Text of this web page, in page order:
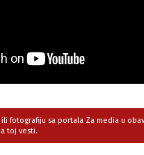
fotografiju sa portala Za media u
toj vesti.